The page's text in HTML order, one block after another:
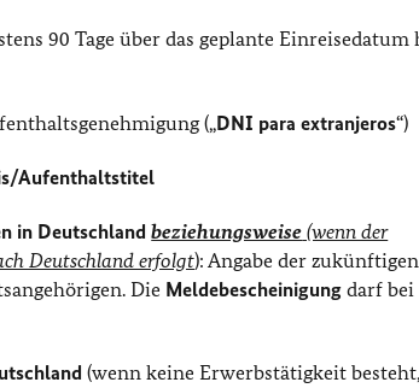
90 Tage über das geplante Einreisedatum
(„DNI para extranjeros“)
Aufenthaltstitel
in Deutschlandbeziehungsweise (wenn der
Deutschland erfolgt): Angabe der
Die Meldebescheinigungdarf bei
(wenn keine Erwerbstätigkeit